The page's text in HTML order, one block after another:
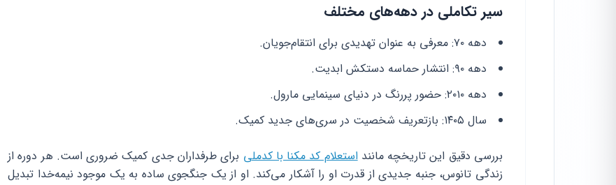
سیر تکاملی در دهه‌های مختلف
دهه ۷۰: معرفی به عنوان تهدیدی برای انتقام‌جویان.
دهه ۹۰: انتشار حماسه دستکش ابدیت.
دهه ۲۰۱۰: حضور پررنگ در دنیای سینمایی مارول.
سال ۱۴۰۵: بازتعریف شخصیت در سری‌های جدید کمیک.
بررسی دقیق این تاریخچه ماننداستعلام کد مکنا با کدملی برای طرفداران جدی کمیک ضروری است. هر دوره از
زندگی تانوس، جنبه جدیدی از قدرت او را آشکار می‌کند. او از یک جنگجوی ساده به یک موجود نیمه‌خدا تبدیل